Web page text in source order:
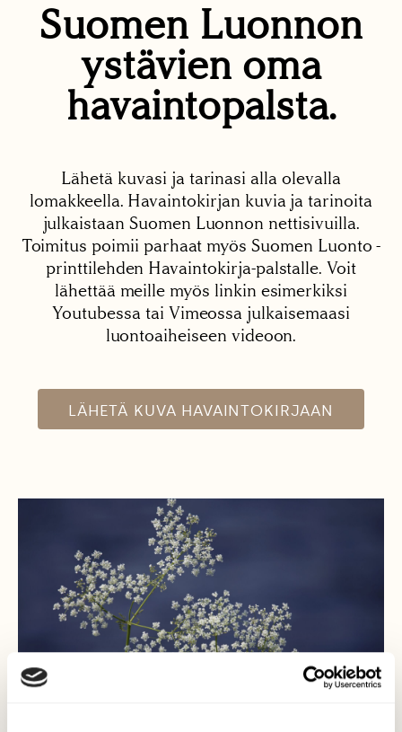
Suomen Luonnon
ystävien oma
havaintopalsta.
Lähetä kuvasi ja tarinasi alla olevalla
lomakkeella. Havaintokirjan kuvia ja tarinoita
julkaistaan Suomen Luonnon nettisivuilla.
Toimitus poimii parhaat myös Suomen Luonto -
printtilehden Havaintokirja-palstalle. Voit
lähettää meille myös linkin esimerkiksi
Youtubessa tai Vimeossa julkaisemaasi
luontoaiheiseen videoon.
LÄHETÄ KUVA HAVAINTOKIRJAAN